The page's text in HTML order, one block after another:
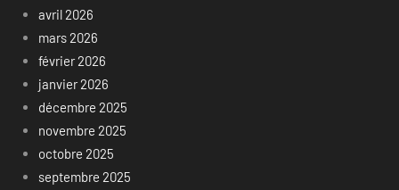
avril 2026
mars 2026
février 2026
janvier 2026
décembre 2025
novembre 2025
octobre 2025
septembre 2025